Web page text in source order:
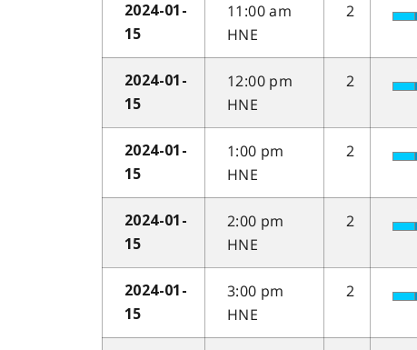
2024-01-
15
11:00 am
HNE
2
2024-01-
15
12:00 pm
HNE
2
2024-01-
15
1:00 pm
HNE
2
2024-01-
15
2:00 pm
HNE
2
2024-01-
15
3:00 pm
HNE
2